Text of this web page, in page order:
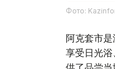
Фото:
阿克套市
享受日光